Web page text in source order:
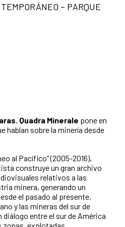
Quadra Minerale pone en
hablan sobre la minería desde
al Pacífico” (2005-2016),
construye un gran archivo
relativos a las
minera, generando un
el pasado al presente,
y las mineras del sur de
entre el sur de América
zonas, explotadas
– PARQUE